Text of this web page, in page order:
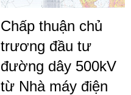
Chấp thuận chủ
trương đầu tư
đường dây 500kV
từ Nhà máy điện